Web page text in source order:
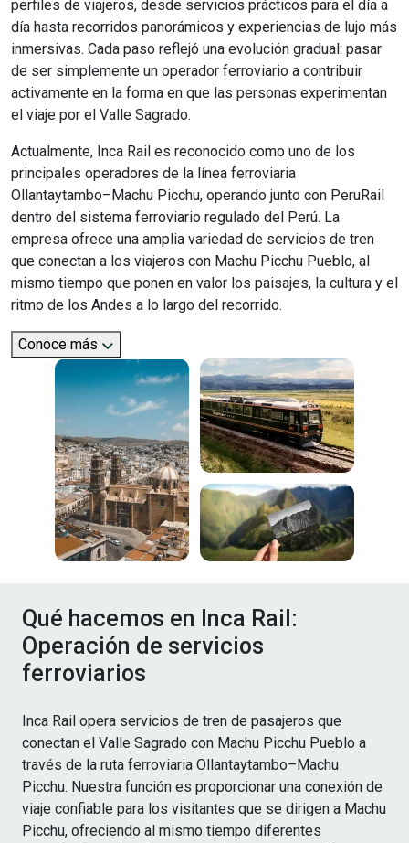
perfiles de viajeros, desde servicios prácticos para el día a
día hasta recorridos panorámicos y experiencias de lujo más
inmersivas. Cada paso reflejó una evolución gradual: pasar
de ser simplemente un operador ferroviario a contribuir
activamente en la forma en que las personas experimentan
el viaje por el Valle Sagrado.
Actualmente, Inca Rail es reconocido como uno de los
principales operadores de la línea ferroviaria
Ollantaytambo–Machu Picchu, operando junto con PeruRail
dentro del sistema ferroviario regulado del Perú. La
empresa ofrece una amplia variedad de servicios de tren
que conectan a los viajeros con Machu Picchu Pueblo, al
mismo tiempo que ponen en valor los paisajes, la cultura y el
ritmo de los Andes a lo largo del recorrido.
Conoce más
Qué hacemos en Inca Rail:
Operación de servicios
ferroviarios
Inca Rail opera servicios de tren de pasajeros que
conectan el Valle Sagrado con Machu Picchu Pueblo a
través de la ruta ferroviaria Ollantaytambo–Machu
Picchu. Nuestra función es proporcionar una conexión de
viaje confiable para los visitantes que se dirigen a Machu
Picchu, ofreciendo al mismo tiempo diferentes